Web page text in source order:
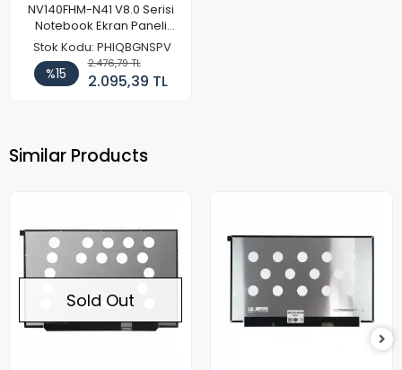
NV140FHM-N41 V8.0 Serisi
Notebook Ekran Paneli
(FHD)
Stok Kodu: PHIQBGNSPV
%15
2.476,79 TL
2.095,39 TL
Similar Products
Sold Out